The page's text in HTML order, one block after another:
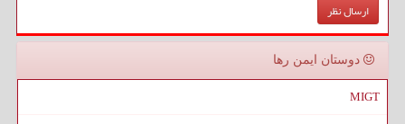
دوستان ایمن رها
MIGT